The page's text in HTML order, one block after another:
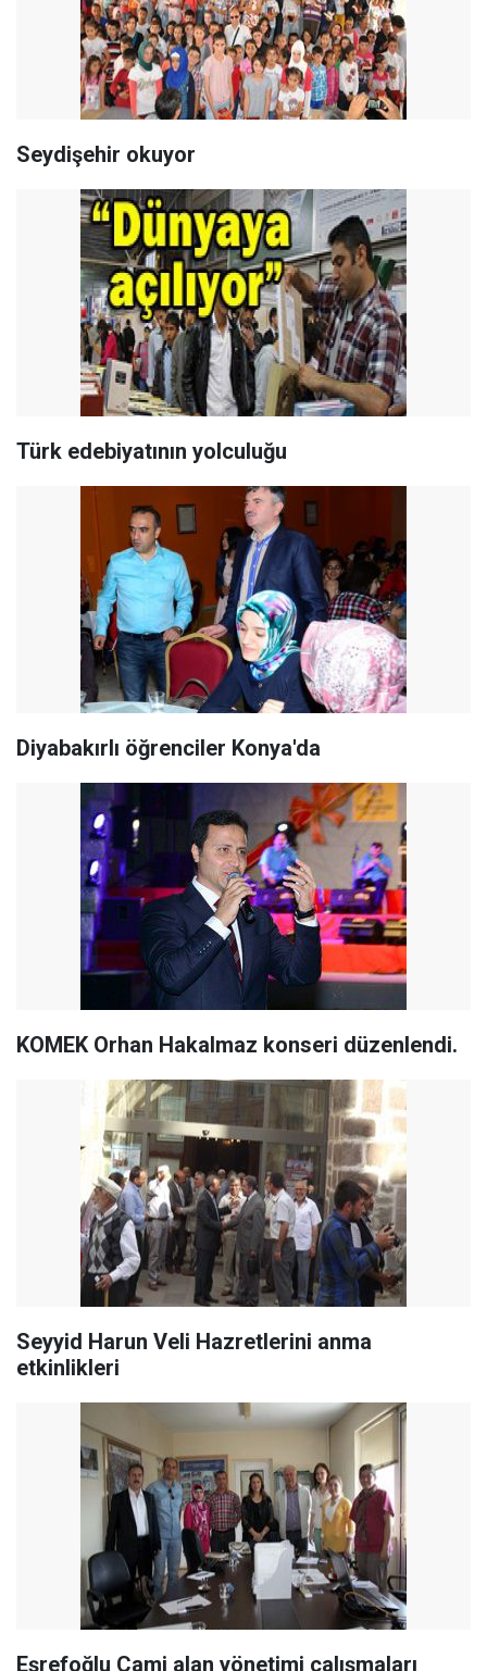
Seydişehir okuyor
Türk edebiyatının yolculuğu
Diyabakırlı öğrenciler Konya'da
KOMEK Orhan Hakalmaz konseri düzenlendi.
Seyyid Harun Veli Hazretlerini anma
etkinlikleri
Eşrefoğlu Cami alan yönetimi çalışmaları